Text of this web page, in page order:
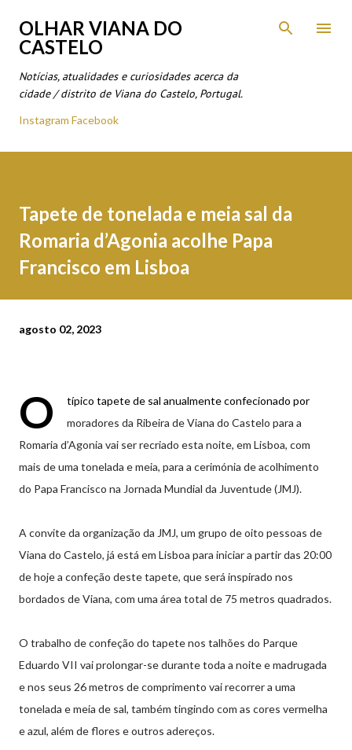
Avançar para o conteúdo principal
OLHAR VIANA DO
CASTELO
Notícias, atualidades e curiosidades acerca da
cidade / distrito de Viana do Castelo, Portugal.
Instagram Facebook
Tapete de tonelada e meia sal da
Romaria d’Agonia acolhe Papa
Francisco em Lisboa
agosto 02, 2023
O
típico tapete de sal anualmente confecionado por
moradores da Ribeira de Viana do Castelo para a
Romaria d’Agonia vai ser recriado esta noite, em Lisboa, com
mais de uma tonelada e meia, para a cerimónia de acolhimento
do Papa Francisco na Jornada Mundial da Juventude (JMJ).
A convite da organização da JMJ, um grupo de oito pessoas de
Viana do Castelo, já está em Lisboa para iniciar a partir das 20:00
de hoje a confeção deste tapete, que será inspirado nos
bordados de Viana, com uma área total de 75 metros quadrados.
O trabalho de confeção do tapete nos talhões do Parque
Eduardo VII vai prolongar-se durante toda a noite e madrugada
e nos seus 26 metros de comprimento vai recorrer a uma
tonelada e meia de sal, também tingindo com as cores vermelha
e azul, além de flores e outros adereços.